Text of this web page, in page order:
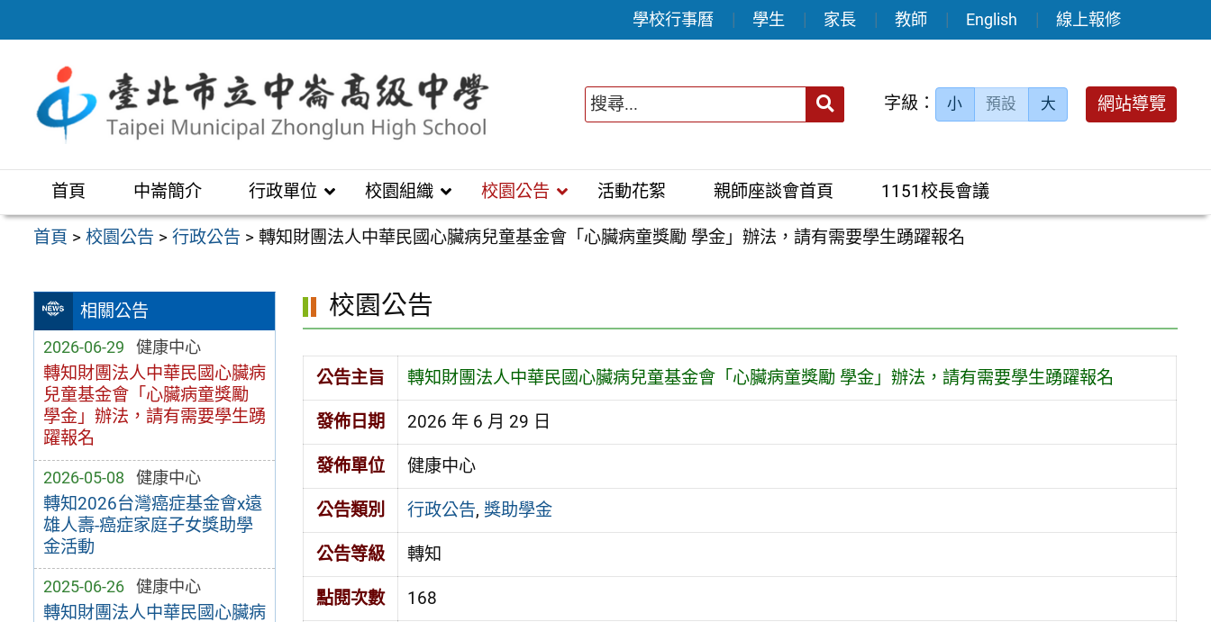
至
區
學校行事曆 學生 家長 教師 English 線上報修
送出 字級： 小 預設 大 網站導覽
首頁 中崙簡介 行政單位 校園組織 校園公告 活動花絮 親師座談會首頁 1151校長會議
首頁 >校園公告 >行政公告 >轉知財團法人中華民國心臟病兒童基金會「心臟病童獎勵 學金」辦法，請有需要學生踴躍報名
相關公告
2026-06-29 健康中心
轉知財團法人中華民國心臟病
兒童基金會「心臟病童獎勵
學金」辦法，請有需要學生踴
躍報名
2026-05-08 健康中心
轉知2026台灣癌症基金會x遠
雄人壽-癌症家庭子女獎助學
金活動
2025-06-26 健康中心
轉知財團法人中華民國心臟病
校園公告
公告主旨 轉知財團法人中華民國心臟病兒童基金會「心臟病童獎勵 學金」辦法，請有需要學生踴躍報名
發佈日期 2026 年 6 月 29 日
發佈單位 健康中心
公告類別 行政公告,獎助學金
公告等級 轉知
點閱次數 168